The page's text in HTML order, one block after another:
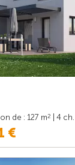
de : 127 m2
| 4 ch.
€